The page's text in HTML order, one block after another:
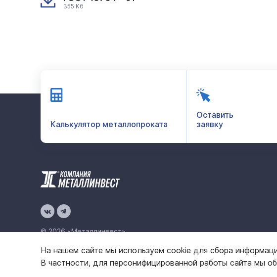
355 Кб
Калькулятор металлопроката
Оставить
заявку
© 2026 «Металлинвест»
Политика конфиденциальностиКарта сайта
На нашем сайте мы используем cookie для сбора
В частности, для персонифицированной работы сайта мы